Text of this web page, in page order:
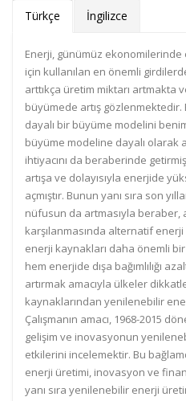
Türkçe İngilizce
Enerji, günümüz
için kullanılan en önemli
arttıkça üretim miktarı artmakta
büyümede artış
dayalı bir büyüme modelini
büyüme modeline dayalı
ihtiyacını da beraberinde
artışa ve dolayısıyla enerjide
açmıştır. Bunun yanı sıra son
nüfusun da artmasıyla
karşılanmasında alternatif
enerji kaynakları daha önemli
hem enerjide dışa bağımlılığı
artırmak amacıyla ülkeler
kaynaklarından yenilenebilir
Çalışmanın amacı, 1968-2015
gelişim ve inovasyonun
etkilerini incelemektir. Bu
enerji üretimi, inovasyon ve
yanı sıra yenilenebilir enerji